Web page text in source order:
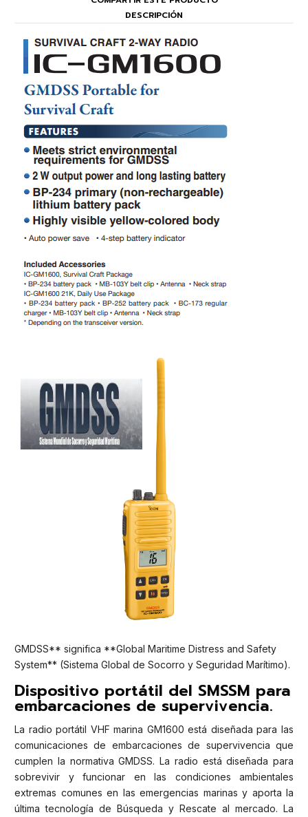
DESCRIPCIÓN
GMDSS** significa **Global Maritime Distress and Safety
System** (Sistema Global de Socorro y Seguridad Marítimo).
Dispositivo portátil del SMSSM para
embarcaciones de supervivencia.
La radio portátil VHF marina GM1600 está diseñada para las
comunicaciones de embarcaciones de supervivencia que
cumplen la normativa GMDSS. La radio está diseñada para
sobrevivir y funcionar en las condiciones ambientales
extremas comunes en las emergencias marinas y aporta la
última tecnología de Búsqueda y Rescate al mercado. La